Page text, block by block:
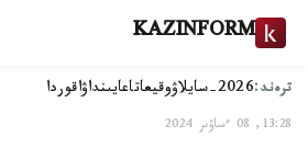
KAZINFORM
ترەند:2026-سايلاۋ وقيعاتاعايىنداۋاقوردا
13:28, 08 ءساۋىر 2024